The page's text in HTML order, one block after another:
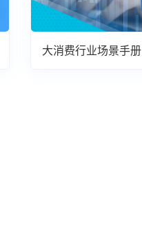
大消费行业场景手册